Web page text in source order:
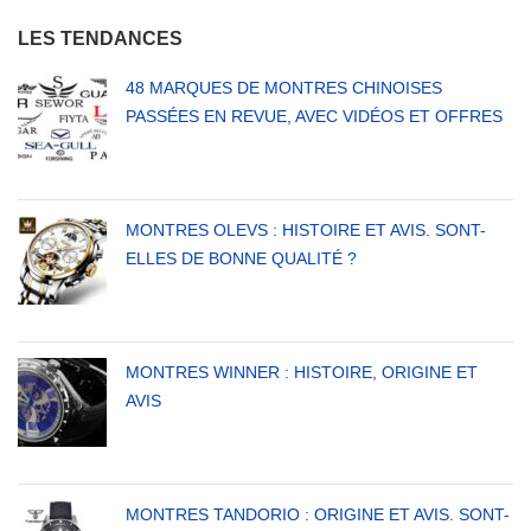
LES TENDANCES
48 MARQUES DE MONTRES CHINOISES
PASSÉES EN REVUE, AVEC VIDÉOS ET OFFRES
MONTRES OLEVS : HISTOIRE ET AVIS. SONT-
ELLES DE BONNE QUALITÉ ?
MONTRES WINNER : HISTOIRE, ORIGINE ET
AVIS
MONTRES TANDORIO : ORIGINE ET AVIS. SONT-